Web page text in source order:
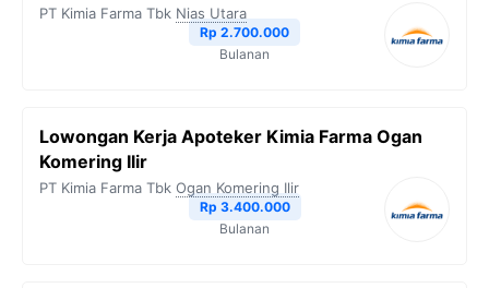
PT Kimia Farma Tbk Nias Utara
Rp 2.700.000
Bulanan
Lowongan Kerja Apoteker Kimia Farma Ogan
Komering Ilir
PT Kimia Farma Tbk Ogan Komering Ilir
Rp 3.400.000
Bulanan